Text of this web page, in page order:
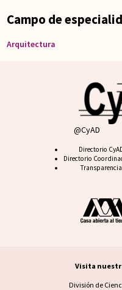
Campo de
Arquitectura
@CyAD
Footer CyAD
Directorio
Directorio
Transparencia
Visita
Visita nuestras páginas
División de